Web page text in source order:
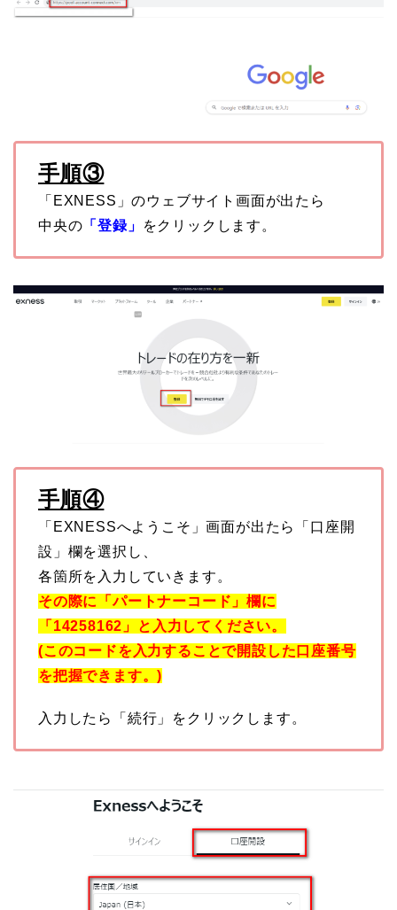
手順③
「EXNESS」のウェブサイト画面が出たら
中央の 「登録」 をクリックします。
手順④
「EXNESSへようこそ」画面が出たら「口座開
設」欄を選択し、
各箇所を入力していきます。
その際に「パートナーコード」欄に
「14258162」と入力してください。
(このコードを入力することで開設した口座番号
を把握できます。)
入力したら「続行」をクリックします。